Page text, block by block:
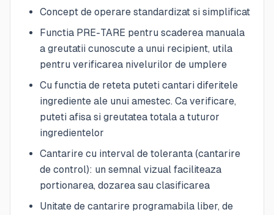
Concept de operare standardizat si simplificat
Functia PRE-TARE pentru scaderea manuala
a greutatii cunoscute a unui recipient, utila
pentru verificarea nivelurilor de umplere
Cu functia de reteta puteti cantari diferitele
ingrediente ale unui amestec. Ca verificare,
puteti afisa si greutatea totala a tuturor
ingredientelor
Cantarire cu interval de toleranta (cantarire
de control): un semnal vizual faciliteaza
portionarea, dozarea sau clasificarea
Unitate de cantarire programabila liber, de